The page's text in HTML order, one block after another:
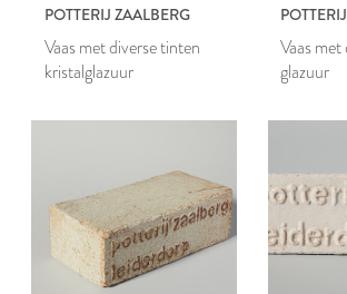
POTTERIJ ZAALBERG
Vaas met diverse tinten
kristalglazuur
Vaas
glazuur